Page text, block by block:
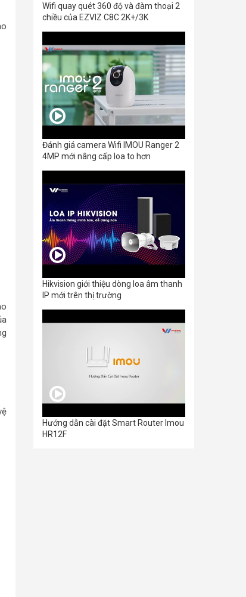
Wifi quay quét 360 độ và đàm thoại 2
chiều của EZVIZ C8C 2K+/3K
Đánh giá camera Wifi IMOU Ranger 2
4MP mới nâng cấp loa to hơn
Hikvision giới thiệu dòng loa âm thanh
IP mới trên thị trường
Hướng dẫn cài đặt Smart Router Imou
HR12F